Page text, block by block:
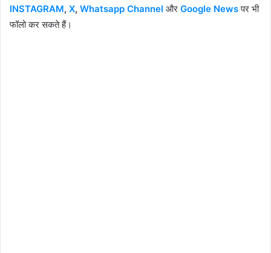
INSTAGRAM, X, Whatsapp Channel और Google Newsपर भी
फॉलो कर सकते हैं।